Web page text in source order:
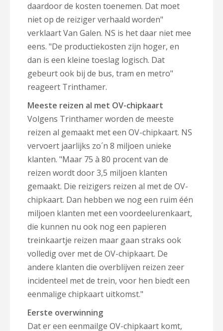
daardoor de kosten toenemen. Dat moet
niet op de reiziger verhaald worden"
verklaart Van Galen. NS is het daar niet mee
eens. "De productiekosten zijn hoger, en
dan is een kleine toeslag logisch. Dat
gebeurt ook bij de bus, tram en metro"
reageert Trinthamer.
Meeste reizen al met OV-chipkaart
Volgens Trinthamer worden de meeste
reizen al gemaakt met een OV-chipkaart. NS
vervoert jaarlijks zo´n 8 miljoen unieke
klanten. "Maar 75 à 80 procent van de
reizen wordt door 3,5 miljoen klanten
gemaakt. Die reizigers reizen al met de OV-
chipkaart. Dan hebben we nog een ruim één
miljoen klanten met een voordeelurenkaart,
die kunnen nu ook nog een papieren
treinkaartje reizen maar gaan straks ook
volledig over met de OV-chipkaart. De
andere klanten die overblijven reizen zeer
incidenteel met de trein, voor hen biedt een
eenmalige chipkaart uitkomst."
Eerste overwinning
Dat er een eenmailge OV-chipkaart komt,